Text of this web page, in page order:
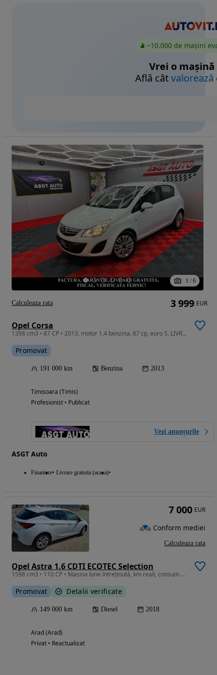
~10.000 de mașini
Vrei o mașină
Află câtvalorează
1 / 6
Opel Corsa
1398 cm3 • 87 CP • 2013, motor 1.4 benzina, 87 cp, euro 5, LIVRARE GRATUITA, GARANTIE
Promovat
191 000 km Benzina 2013
Timisoara (Timis)
Profesionist • Publicat
Vezi anunțurile
ASGT Auto
Finantare Livrare gratuita (acasa)
3 999 EUR
Calculeaza rata
Opel Astra 1.6 CDTI ECOTEC Selection
1598 cm3 • 110 CP • Mașina bine întreținută, km reali, consum redus, încălzire scaune.
Promovat Detalii verificate
149 000 km Diesel 2018
Arad (Arad)
Privat • Reactualizat
7 000 EUR
Conform mediei
Calculeaza rata